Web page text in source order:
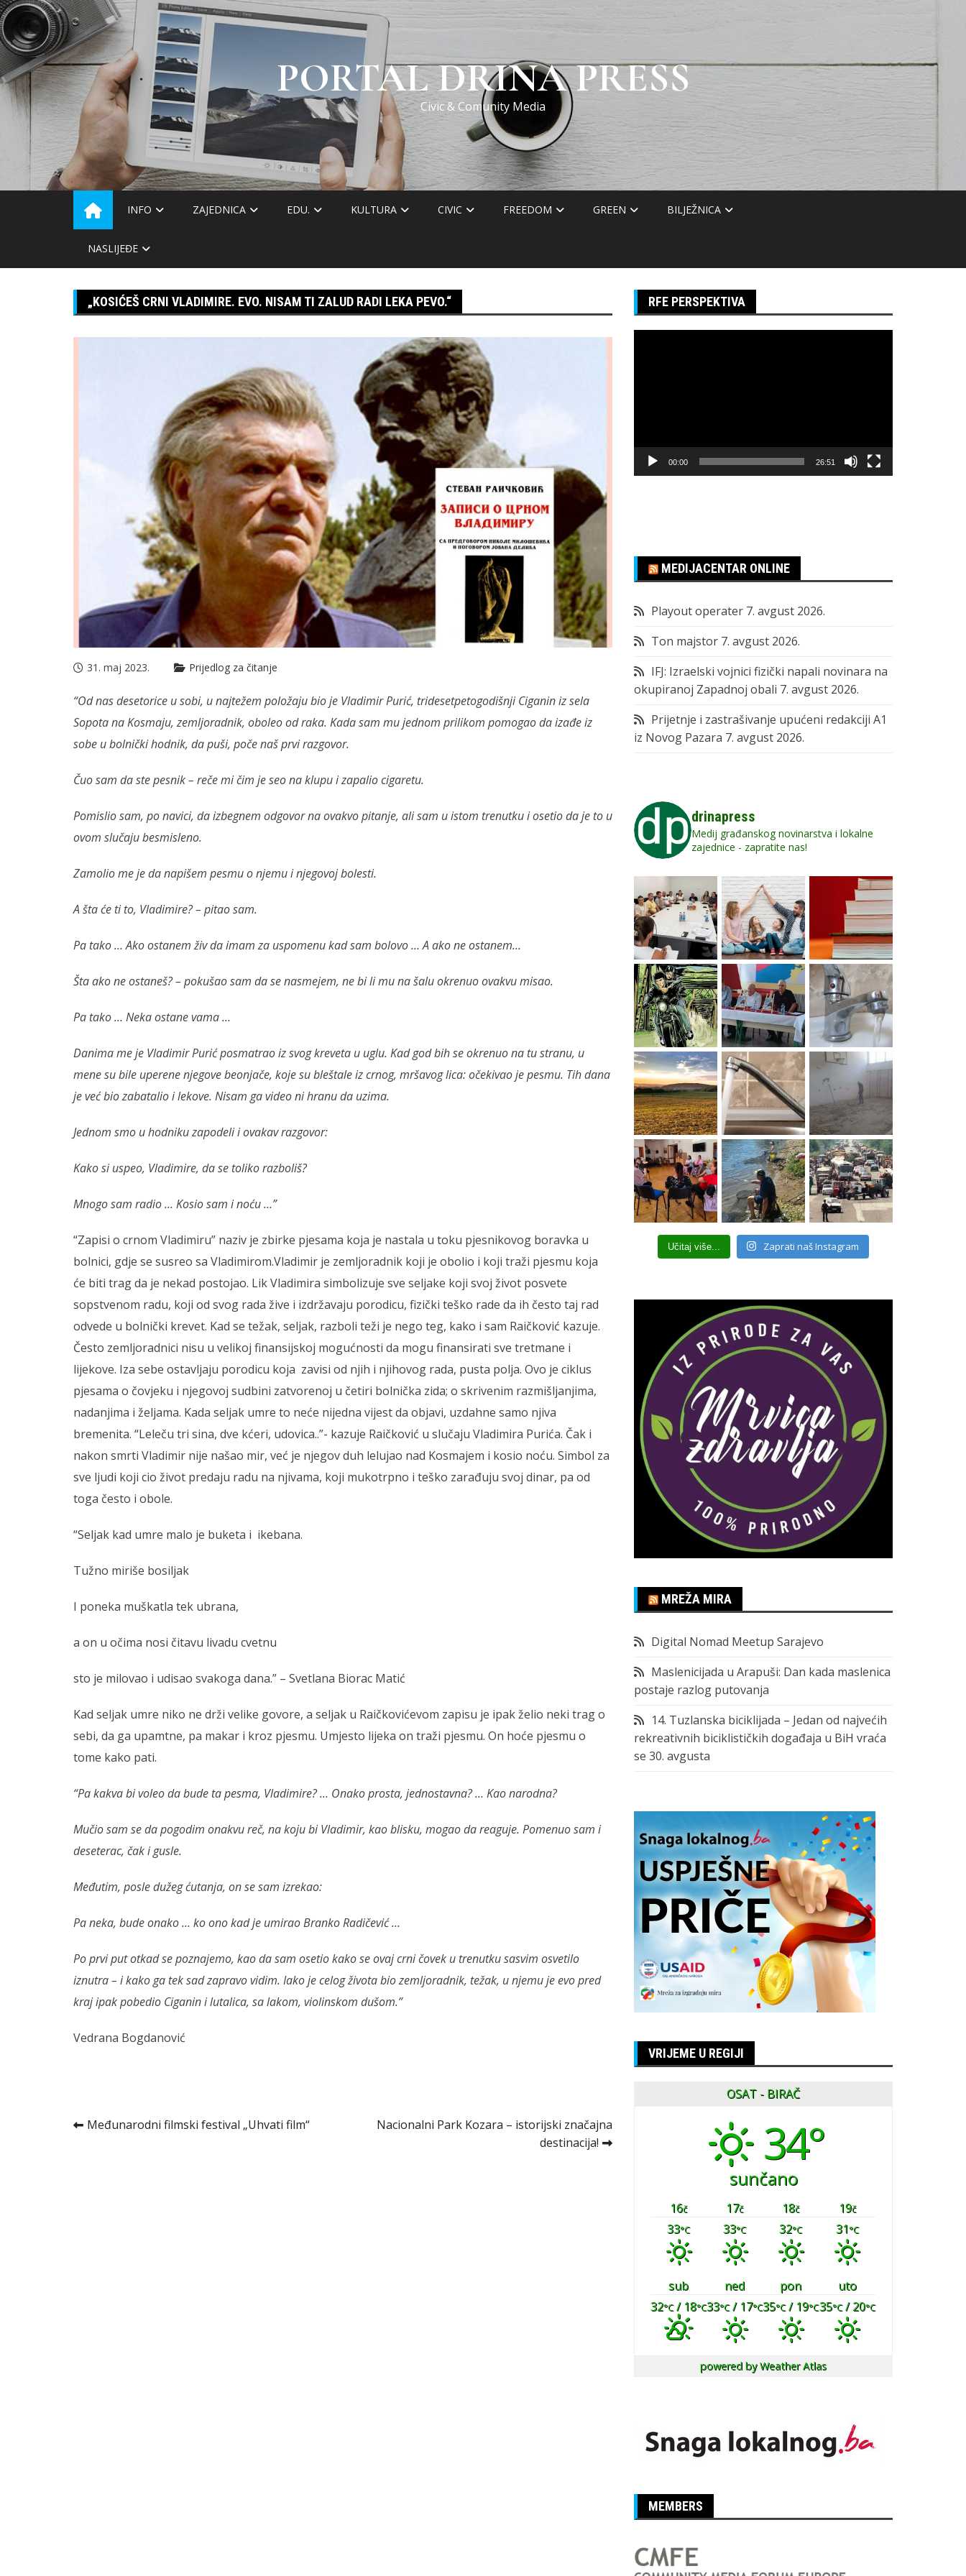
Skip
to
content
PORTAL DRINA PRESS
Civic & Comunity Media
INFO ZAJEDNICA EDU. KULTURA CIVIC FREEDOM GREEN BILJEŽNICA
NASLIJEĐE
„KOSIĆEŠ CRNI VLADIMIRE. EVO. NISAM TI ZALUD RADI LEKA PEVO.“
31. maj 2023. Prijedlog za čitanje
“Od nas desetorice u sobi, u najtežem položaju bio je Vladimir Purić, tridesetpetogodišnji Ciganin iz sela
Sopota na Kosmaju, zemljoradnik, oboleo od raka. Kada sam mu jednom prilikom pomogao da izađe iz
sobe u bolnički hodnik, da puši, poče naš prvi razgovor.
Čuo sam da ste pesnik – reče mi čim je seo na klupu i zapalio cigaretu.
Pomislio sam, po navici, da izbegnem odgovor na ovakvo pitanje, ali sam u istom trenutku i osetio da je to u
ovom slučaju besmisleno.
Zamolio me je da napišem pesmu o njemu i njegovoj bolesti.
A šta će ti to, Vladimire? – pitao sam.
Pa tako … Ako ostanem živ da imam za uspomenu kad sam bolovo … A ako ne ostanem…
Šta ako ne ostaneš? – pokušao sam da se nasmejem, ne bi li mu na šalu okrenuo ovakvu misao.
Pa tako … Neka ostane vama …
Danima me je Vladimir Purić posmatrao iz svog kreveta u uglu. Kad god bih se okrenuo na tu stranu, u
mene su bile uperene njegove beonjače, koje su bleštale iz crnog, mršavog lica: očekivao je pesmu. Tih dana
je već bio zabatalio i lekove. Nisam ga video ni hranu da uzima.
Jednom smo u hodniku zapodeli i ovakav razgovor:
Kako si uspeo, Vladimire, da se toliko razboliš?
Mnogo sam radio … Kosio sam i noću …”
“Zapisi o crnom Vladimiru” naziv je zbirke pjesama koja je nastala u toku pjesnikovog boravka u
bolnici, gdje se susreo sa Vladimirom.Vladimir je zemljoradnik koji je obolio i koji traži pjesmu koja
će biti trag da je nekad postojao. Lik Vladimira simbolizuje sve seljake koji svoj život posvete
sopstvenom radu, koji od svog rada žive i izdržavaju porodicu, fizički teško rade da ih često taj rad
odvede u bolnički krevet. Kad se težak, seljak, razboli teži je nego teg, kako i sam Raičković kazuje.
Često zemljoradnici nisu u velikoj finansijskoj mogućnosti da mogu finansirati sve tretmane i
lijekove. Iza sebe ostavljaju porodicu koja zavisi od njih i njihovog rada, pusta polja. Ovo je ciklus
pjesama o čovjeku i njegovoj sudbini zatvorenoj u četiri bolnička zida; o skrivenim razmišljanjima,
nadanjima i željama. Kada seljak umre to neće nijedna vijest da objavi, uzdahne samo njiva
bremenita. “Leleču tri sina, dve kćeri, udovica..”- kazuje Raičković u slučaju Vladimira Purića. Čak i
nakon smrti Vladimir nije našao mir, već je njegov duh lelujao nad Kosmajem i kosio noću. Simbol za
sve ljudi koji cio život predaju radu na njivama, koji mukotrpno i teško zarađuju svoj dinar, pa od
toga često i obole.
“Seljak kad umre malo je buketa i ikebana.
Tužno miriše bosiljak
I poneka muškatla tek ubrana,
a on u očima nosi čitavu livadu cvetnu
sto je milovao i udisao svakoga dana.” – Svetlana Biorac Matić
Kad seljak umre niko ne drži velike govore, a seljak u Raičkovićevom zapisu je ipak želio neki trag o
sebi, da ga upamtne, pa makar i kroz pjesmu. Umjesto lijeka on traži pjesmu. On hoće pjesmu o
tome kako pati.
“Pa kakva bi voleo da bude ta pesma, Vladimire? … Onako prosta, jednostavna? … Kao narodna?
Mučio sam se da pogodim onakvu reč, na koju bi Vladimir, kao blisku, mogao da reaguje. Pomenuo sam i
deseterac, čak i gusle.
Međutim, posle dužeg ćutanja, on se sam izrekao:
Pa neka, bude onako … ko ono kad je umirao Branko Radičević …
Po prvi put otkad se poznajemo, kao da sam osetio kako se ovaj crni čovek u trenutku sasvim osvetilo
iznutra – i kako ga tek sad zapravo vidim. Iako je celog života bio zemljoradnik, težak, u njemu je evo pred
kraj ipak pobedio Ciganin i lutalica, sa lakom, violinskom dušom.”
Vedrana Bogdanović
Kretanje
Međunarodni filmski festival „Uhvati film“
Nacionalni Park Kozara – istorijski značajna
destinacija!
RFE PERSPEKTIVA
00:00 26:51
MEDIJACENTAR ONLINE
Playout operater 7. avgust 2026.
Ton majstor 7. avgust 2026.
IFJ: Izraelski vojnici fizički napali novinara na
okupiranoj Zapadnoj obali 7. avgust 2026.
Prijetnje i zastrašivanje upućeni redakciji A1
iz Novog Pazara 7. avgust 2026.
drinapress
Medij građanskog novinarstva i lokalne
zajednice - zapratite nas!
Učitaj više... Zaprati naš Instagram
MREŽA MIRA
Digital Nomad Meetup Sarajevo
Maslenicijada u Arapuši: Dan kada maslenica
postaje razlog putovanja
14. Tuzlanska biciklijada – Jedan od najvećih
rekreativnih biciklističkih događaja u BiH vraća
se 30. avgusta
VRIJEME U REGIJI
OSAT - BIRAČ
34°
sunčano
16č 17č 18č 19č
33°C 33°C 32°C 31°C
sub ned pon
uto
32°C/ 18°C33°C/ 17°C35°C/ 19°C35°C/ 20°C
powered byWeather Atlas
MEMBERS